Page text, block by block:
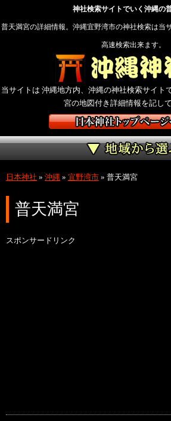
神社検索サイトでいく沖縄の
普天満宮の詳細情報。沖縄宜野湾市の神社検索は当
高速検索出来ます。
当サイトは 沖縄地方内、沖縄の神社検索サイト
宮の地図付き詳細情報を記して
日本神社 » 沖縄 » 宜野湾市 » 普天満宮
普天満宮
スポンサードリンク